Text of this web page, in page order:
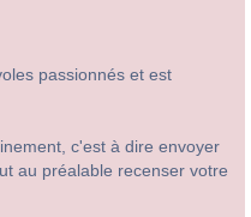
passionnés et est
c'est à dire envoyer
au préalable recenser votre